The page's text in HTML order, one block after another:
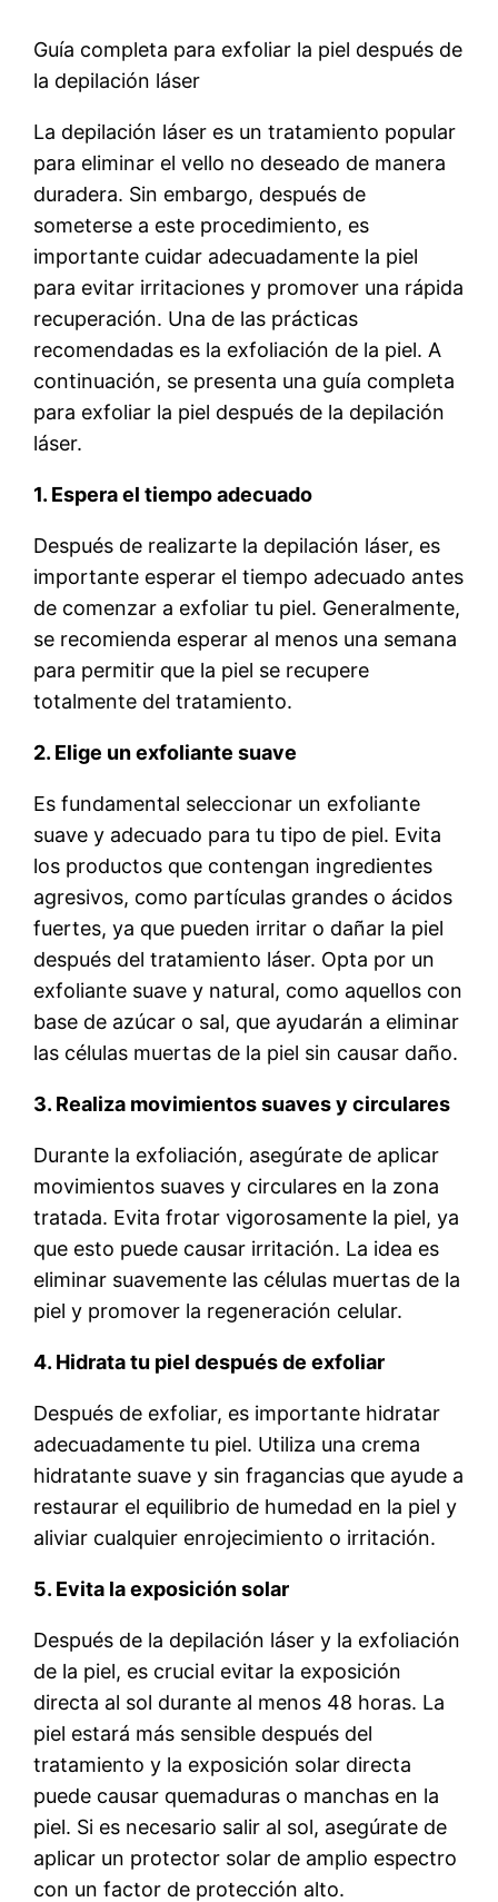
Guía completa para exfoliar la piel después de
la depilación láser
La depilación láser es un tratamiento popular
para eliminar el vello no deseado de manera
duradera. Sin embargo, después de
someterse a este procedimiento, es
importante cuidar adecuadamente la piel
para evitar irritaciones y promover una rápida
recuperación. Una de las prácticas
recomendadas es la exfoliación de la piel. A
continuación, se presenta una guía completa
para exfoliar la piel después de la depilación
láser.
1. Espera el tiempo adecuado
Después de realizarte la depilación láser, es
importante esperar el tiempo adecuado antes
de comenzar a exfoliar tu piel. Generalmente,
se recomienda esperar al menos una semana
para permitir que la piel se recupere
totalmente del tratamiento.
2. Elige un exfoliante suave
Es fundamental seleccionar un exfoliante
suave y adecuado para tu tipo de piel. Evita
los productos que contengan ingredientes
agresivos, como partículas grandes o ácidos
fuertes, ya que pueden irritar o dañar la piel
después del tratamiento láser. Opta por un
exfoliante suave y natural, como aquellos con
base de azúcar o sal, que ayudarán a eliminar
las células muertas de la piel sin causar daño.
3. Realiza movimientos suaves y circulares
Durante la exfoliación, asegúrate de aplicar
movimientos suaves y circulares en la zona
tratada. Evita frotar vigorosamente la piel, ya
que esto puede causar irritación. La idea es
eliminar suavemente las células muertas de la
piel y promover la regeneración celular.
4. Hidrata tu piel después de exfoliar
Después de exfoliar, es importante hidratar
adecuadamente tu piel. Utiliza una crema
hidratante suave y sin fragancias que ayude a
restaurar el equilibrio de humedad en la piel y
aliviar cualquier enrojecimiento o irritación.
5. Evita la exposición solar
Después de la depilación láser y la exfoliación
de la piel, es crucial evitar la exposición
directa al sol durante al menos 48 horas. La
piel estará más sensible después del
tratamiento y la exposición solar directa
puede causar quemaduras o manchas en la
piel. Si es necesario salir al sol, asegúrate de
aplicar un protector solar de amplio espectro
con un factor de protección alto.